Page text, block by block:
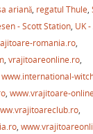
ariană, regatul Thule,
- Scott Station, UK
romania.ro,
, vrajitoareonline.ro,
www.international-
, www.vrajitoare-
,
,